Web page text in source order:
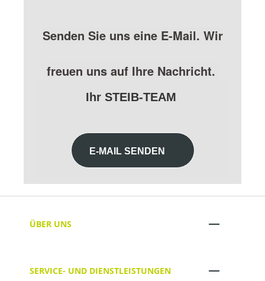
Senden Sie uns eine E-Mail. Wir
freuen uns auf Ihre Nachricht.
Ihr STEIB-TEAM
E-MAIL SENDEN
ÜBER UNS
SERVICE- UND DIENSTLEISTUNGEN